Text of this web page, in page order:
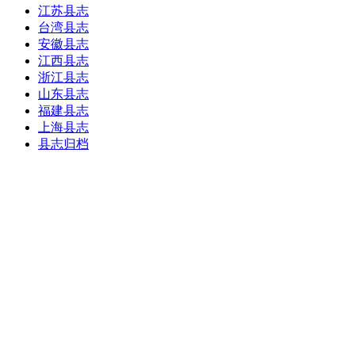
江苏县志
台湾县志
安徽县志
江西县志
浙江县志
山东县志
福建县志
上海县志
县志归档